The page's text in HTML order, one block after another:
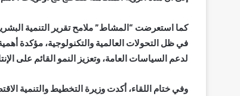
في ظل التحولات العالمية والتكنولوجية، مؤكدة
لدعم السياسات العامة، وتعزيز النمو القائم على
وفي ختام اللقاء، أكدت وزيرة التخطيط والتنمية